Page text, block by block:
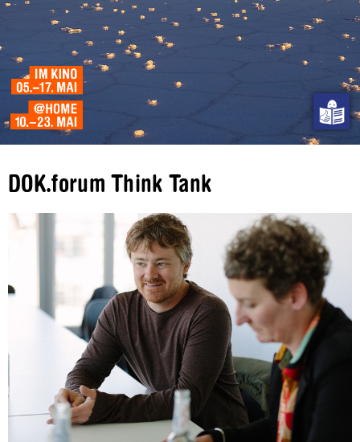
DOK.forum Think Tank